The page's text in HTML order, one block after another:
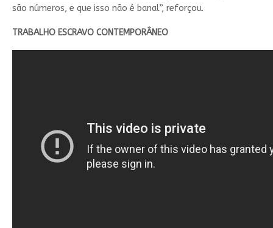
são números, e que isso não é banal”, reforçou.
TRABALHO ESCRAVO CONTEMPORÂNEO